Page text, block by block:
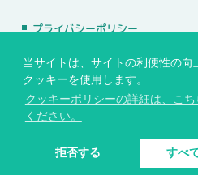
プライバシーポリシー
© 学校法人バプテスト基望
当サイトは、サイトの利便性の向
クッキーを使用します。
クッキーポリシーの詳細は、こ
ください。
拒否する すべ